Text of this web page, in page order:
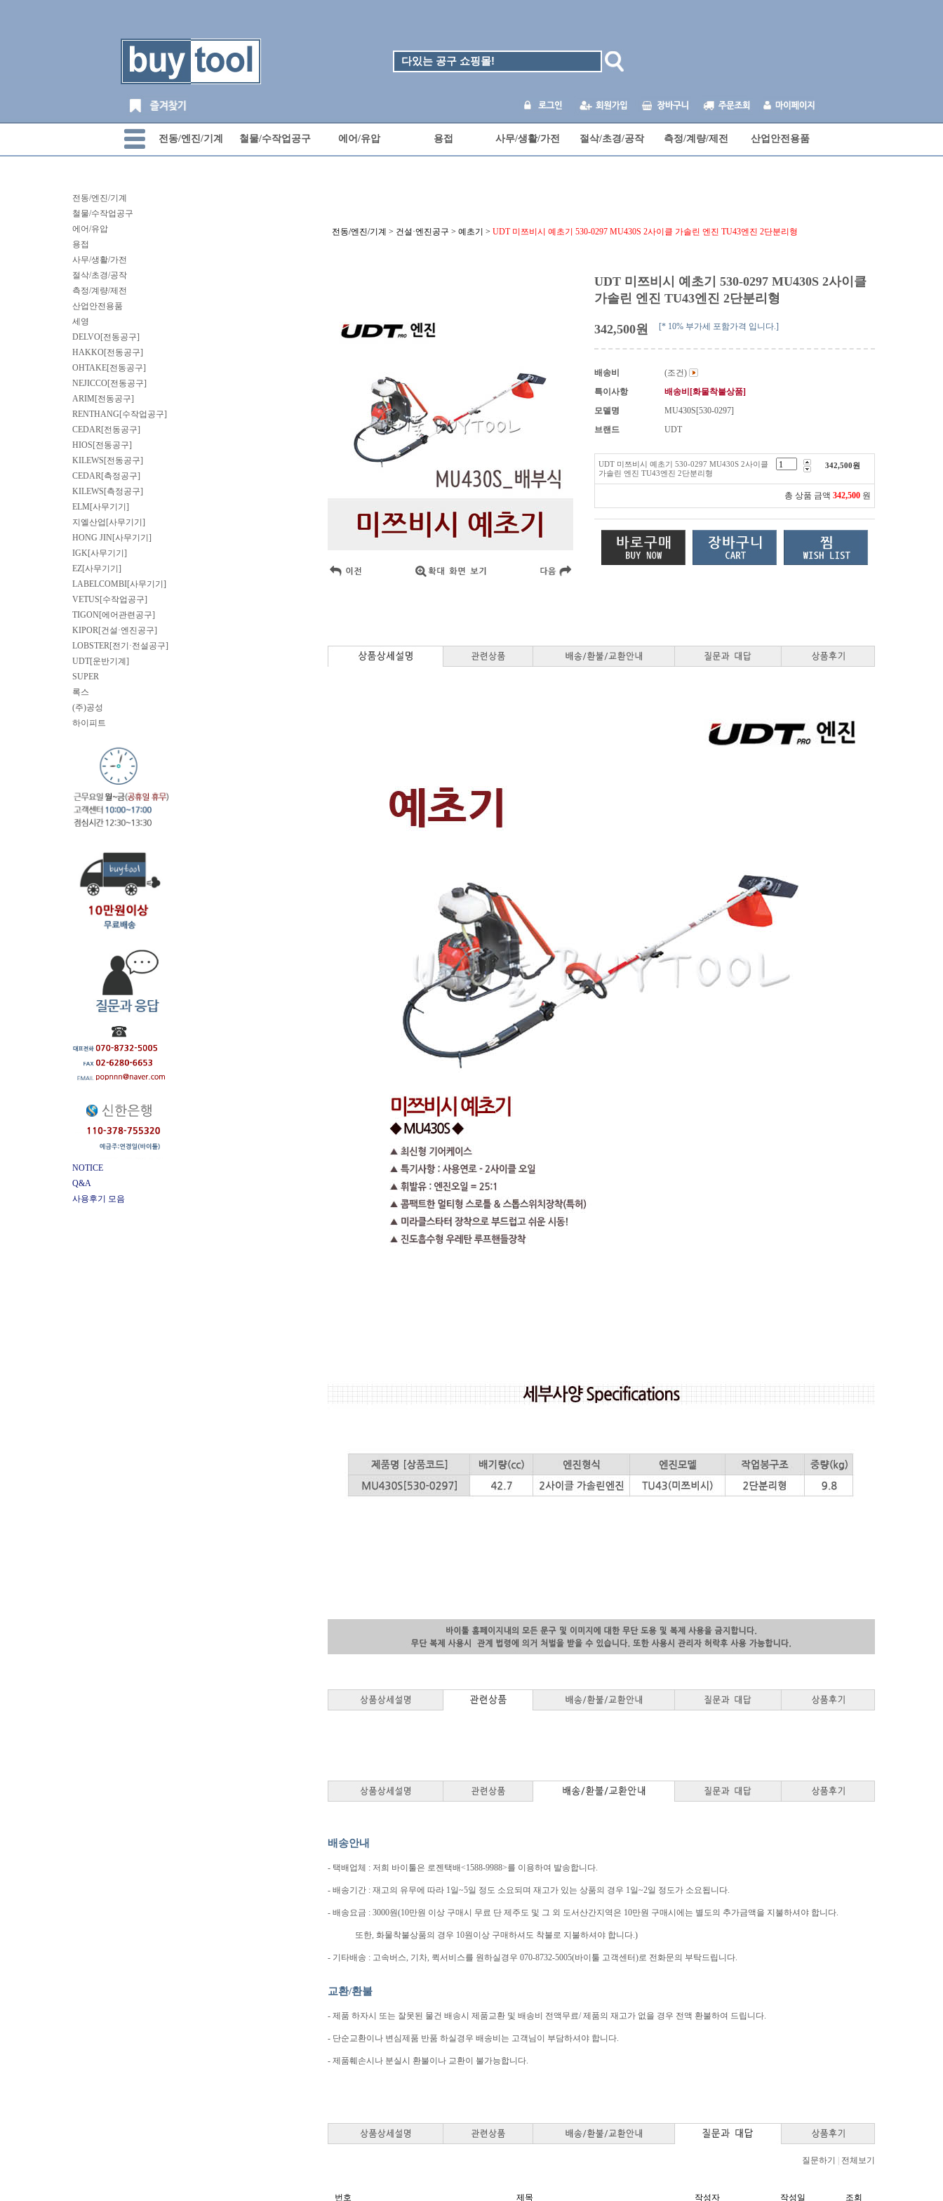
전동/엔진/기계 철물/수작업공구 에어/유압 용접 사무/생활/가전 절삭/초경/공작 측정/계량/제전 산업안전용품
전동/엔진/기계
철물/수작업공구
에어/유압
용접
사무/생활/가전
절삭/초경/공작
측정/계량/제전
산업안전용품
세영
DELVO[전동공구]
HAKKO[전동공구]
OHTAKE[전동공구]
NEJICCO[전동공구]
ARIM[전동공구]
RENTHANG[수작업공구]
CEDAR[전동공구]
HIOS[전동공구]
KILEWS[전동공구]
CEDAR[측정공구]
KILEWS[측정공구]
ELM[사무기기]
지엘산업[사무기기]
HONG JIN[사무기기]
IGK[사무기기]
EZ[사무기기]
LABELCOMBI[사무기기]
VETUS[수작업공구]
TIGON[에어관련공구]
KIPOR[건설·엔진공구]
LOBSTER[전기·전설공구]
UDT[운반기계]
SUPER
록스
(주)공성
하이피트
NOTICE
Q&A
사용후기 모음
전동/엔진/기계 > 건설·엔진공구 > 예초기 > UDT 미쯔비시 예초기 530-0297 MU430S 2사이클 가솔린 엔진 TU43엔진 2단분리형
UDT 미쯔비시 예초기 530-0297 MU430S 2사이클
가솔린 엔진 TU43엔진 2단분리형
342,500원 [* 10% 부가세 포함가격 입니다.]
배송비
(조건)
특이사항
배송비[화물착불상품]
모델명
MU430S[530-0297]
브랜드
UDT
UDT 미쯔비시 예초기 530-0297 MU430S 2사이클
가솔린 엔진 TU43엔진 2단분리형
342,500원
총 상품 금액 342,500 원
배송안내
- 택배업체 : 저희 바이툴은 로젠택배<1588-9988>를 이용하여 발송합니다.
- 배송기간 : 재고의 유무에 따라 1일~5일 정도 소요되며 재고가 있는 상품의 경우 1일~2일 정도가 소요됩니다.
- 배송요금 : 3000원(10만원 이상 구매시 무료 단 제주도 및 그 외 도서산간지역은 10만원 구매시에는 별도의 추가금액을 지불하셔야 합니다.
또한, 화물착불상품의 경우 10원이상 구매하셔도 착불로 지불하셔야 합니다.)
- 기타배송 : 고속버스, 기차, 퀵서비스를 원하실경우 070-8732-5005(바이툴 고객센터)로 전화문의 부탁드립니다.
교환/환불
- 제품 하자시 또는 잘못된 물건 배송시 제품교환 및 배송비 전액무료/ 제품의 재고가 없을 경우 전액 환불하여 드립니다.
- 단순교환이나 변심제품 반품 하실경우 배송비는 고객님이 부담하셔야 합니다.
- 제품훼손시나 분실시 환불이나 교환이 불가능합니다.
질문하기 전체보기
번호 제목 작성자 작성일 조회